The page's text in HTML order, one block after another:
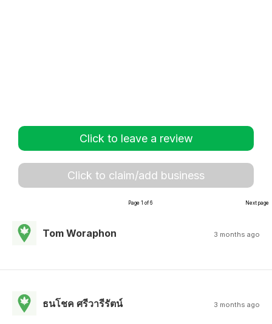
Click to leave a review
Click to claim/add business
Page 1 of 6 Next page
Tom Woraphon 3 months ago
ธนโชค ศรีวารีรัตน์ 3 months ago